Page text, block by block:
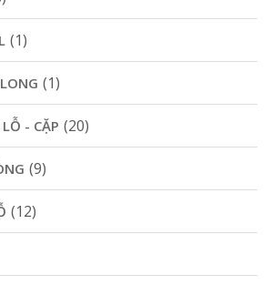
(1)
(1)
- CẶP (20)
(9)
(12)